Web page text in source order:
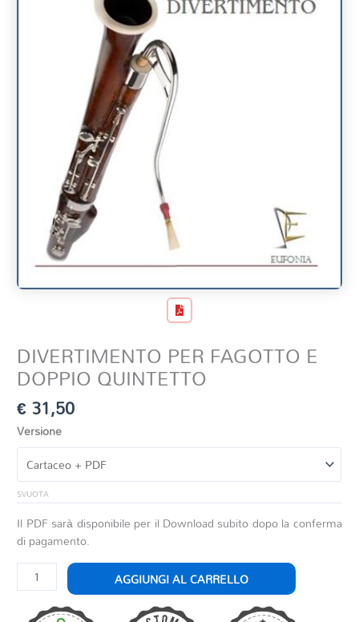
DIVERTIMENTO PER FAGOTTO E
DOPPIO QUINTETTO
€31,50
Versione
SVUOTA
Il PDF sarà disponibile per il Download subito dopo la conferma
di pagamento.
DIVERTIMENTO
PER
FAGOTTO
AGGIUNGI AL CARRELLO